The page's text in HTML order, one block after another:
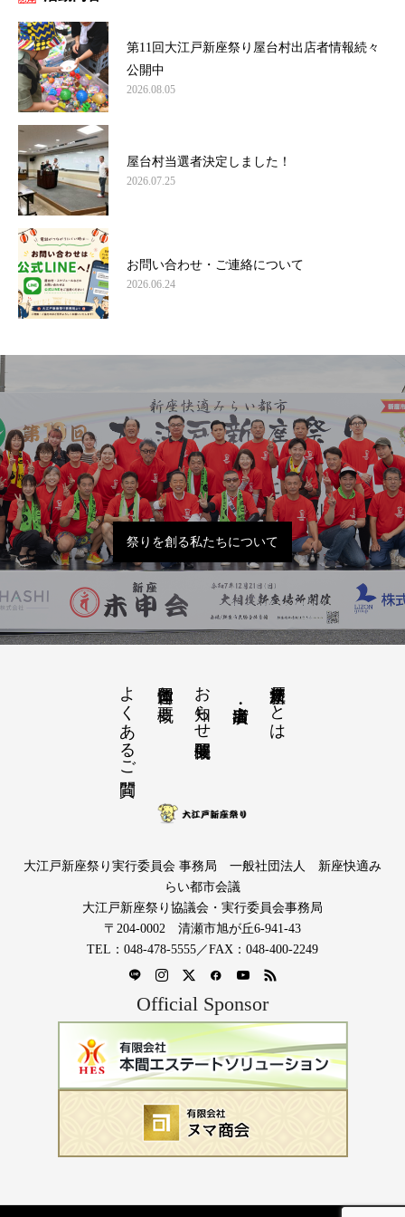
第11回大江戸新座祭り屋台村出店者情報続々
公開中
2026.08.05
屋台村当選者決定しました！
2026.07.25
お問い合わせ・ご連絡について
2026.06.24
祭りを創る私たちについて
大江戸新座祭りとは
お知らせ開催概要
運営団体と概要
よくあるご質問
大江戸新座祭り実行委員会 事務局 一般社団法人 新座快適み
らい都市会議
大江戸新座祭り協議会・実行委員会事務局
〒204-0002 清瀬市旭が丘6-941-43
TEL：048-478-5555／FAX：048-400-2249
Official Sponsor